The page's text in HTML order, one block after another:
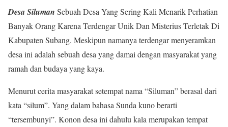
Desa Siluman Sebuah Desa Yang Sering Kali Menarik Perhatian
Banyak Orang Karena Terdengar Unik Dan Misterius Terletak Di
Kabupaten Subang. Meskipun namanya terdengar menyeramkan
desa ini adalah sebuah desa yang damai dengan masyarakat yang
ramah dan budaya yang kaya.
Menurut cerita masyarakat setempat nama “Siluman” berasal dari
kata “silum”. Yang dalam bahasa Sunda kuno berarti
“tersembunyi”. Konon desa ini dahulu kala merupakan tempat